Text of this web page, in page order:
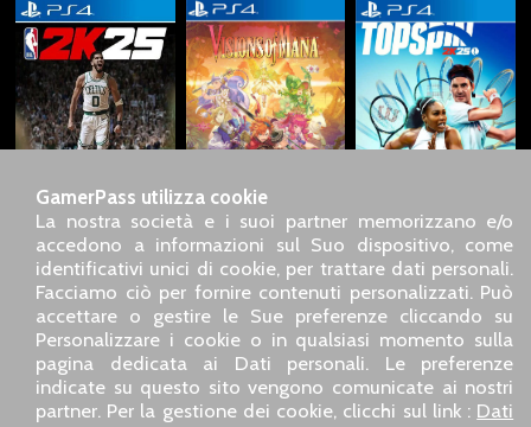
GamerPass utilizza cookie
La nostra società e i suoi partner memorizzano e/o
accedono a informazioni sul Suo dispositivo, come
identificativi unici di cookie, per trattare dati personali.
Facciamo ciò per fornire contenuti personalizzati. Può
accettare o gestire le Sue preferenze cliccando su
Personalizzare i cookie o in qualsiasi momento sulla
pagina dedicata ai Dati personali. Le preferenze
indicate su questo sito vengono comunicate ai nostri
partner. Per la gestione dei cookie, clicchi sul link : Dati
SARL GDN GamerPass, Servizio clienti telefonico : +33 1 85
09 18 80
Il nostro indirizzo : 5 chemin de Daru 26100 Romans sur
Isère (France)
Il nostro indirizzo e-mail :pro@gamerpass.it